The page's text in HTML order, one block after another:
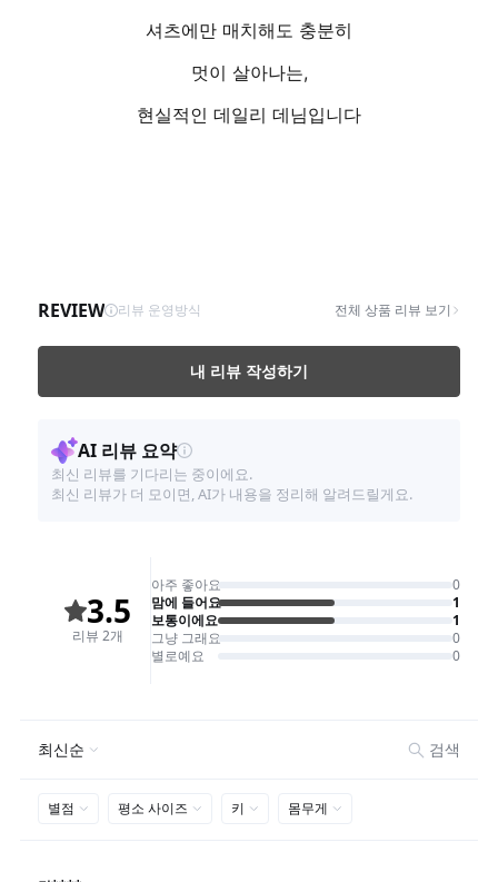
셔츠에만 매치해도 충분히
멋이 살아나는,
현실적인 데일리 데님입니다